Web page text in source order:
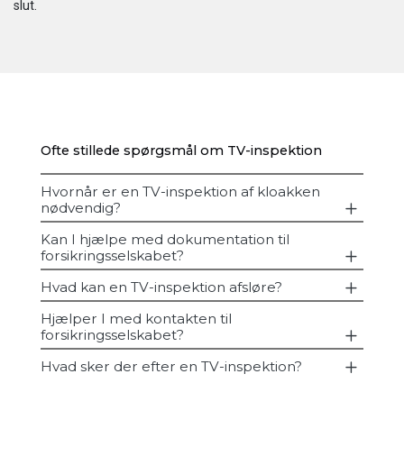
slut.
Ofte stillede spørgsmål om TV-inspektion
Hvornår er en TV-inspektion af kloakken
nødvendig?
Kan I hjælpe med dokumentation til
forsikringsselskabet?
Hvad kan en TV-inspektion afsløre?
Hjælper I med kontakten til
forsikringsselskabet?
Hvad sker der efter en TV-inspektion?